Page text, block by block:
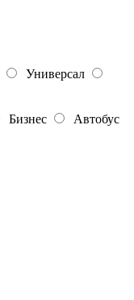
Универсал
Бизнес Автобус